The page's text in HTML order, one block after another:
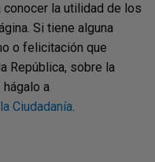
Política
Monetaria
la utilidad de los
Si tiene alguna
o felicitación que
República, sobre la
a
Ciudadanía.